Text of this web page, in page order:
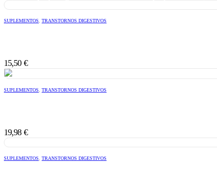
SUPLEMENTOS TRANSTORNOS DIGESTIVOS
15,50 €
SUPLEMENTOS TRANSTORNOS DIGESTIVOS
19,98 €
SUPLEMENTOS TRANSTORNOS DIGESTIVOS